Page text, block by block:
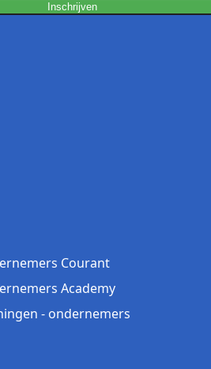
Inschrijven
Courant
Academy
- ondernemers